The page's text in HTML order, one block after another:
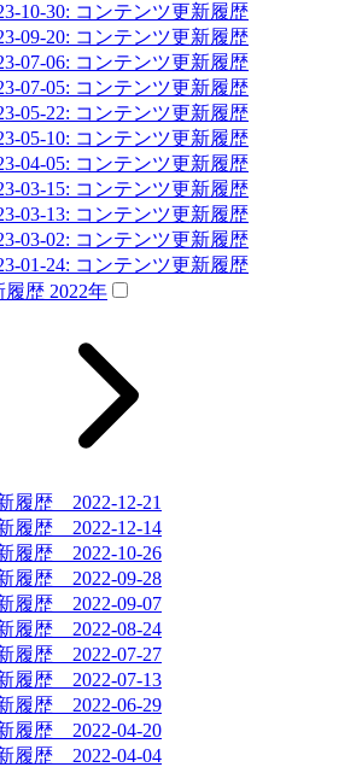
10-30: コンテンツ更新履歴
09-20: コンテンツ更新履歴
07-06: コンテンツ更新履歴
07-05: コンテンツ更新履歴
05-22: コンテンツ更新履歴
05-10: コンテンツ更新履歴
04-05: コンテンツ更新履歴
03-15: コンテンツ更新履歴
03-13: コンテンツ更新履歴
03-02: コンテンツ更新履歴
01-24: コンテンツ更新履歴
履歴 2022年
履歴 2022-12-21
履歴 2022-12-14
履歴 2022-10-26
履歴 2022-09-28
履歴 2022-09-07
履歴 2022-08-24
履歴 2022-07-27
履歴 2022-07-13
履歴 2022-06-29
履歴 2022-04-20
履歴 2022-04-04